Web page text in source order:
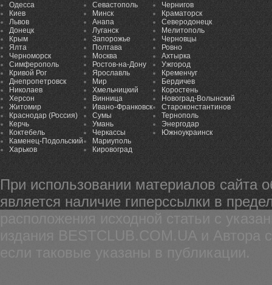
Одесса
Киев
Львов
Донецк
Крым
Ялта
Черноморск
Симферополь
Кривой Рог
Днепропетровск
Николаев
Херсон
Житомир
Краснодар (Россия)
Керчь
Коктебель
Каменец-Подольский
Харьков
Севастополь
Минск
Анапа
Луганск
Запорожье
Полтава
Москва
Ростов-на-Дону
Ярославль
Мир
Хмельницкий
Винница
Ивано-Франковск
Сумы
Умань
Черкассы
Мариуполь
Кировоград
Чернигов
Краматорск
Северодонецк
Мелитополь
Черновцы
Ровно
Ахтырка
Ужгород
Кременчуг
Бердичев
Коростень
Новоград-Волынский
Староконстантинов
Тернополь
Энергодар
Южноукраинск
При использовании материалов сайта
является наличие гиперссылки в
расположения исходной статьи с
издания BESTCLUB.COM.UA и Автора
если таковые указаны в публикации.